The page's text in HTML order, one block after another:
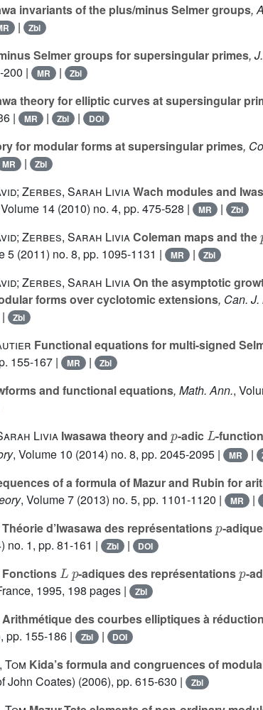
invariants of the plus/minus Selmer groups,
| Zbl
Selmer groups for supersingular primes,
200 | MR | Zbl
theory for elliptic curves at supersingular
| MR | Zbl | DOI
for modular forms at supersingular primes,
MR | Zbl
Zerbes, Sarah LiviaWach modules and
14 (2010) no. 4, pp. 475-528 | MR | Zbl
Zerbes, Sarah LiviaColeman maps and the
5 (2011) no. 8, pp. 1095-1131 | MR | Zbl
Zerbes, Sarah LiviaOn the asymptotic
forms over cyclotomic extensions, Can. J.
Zbl
Functional equations for multi-signed
155-167 | MR | Zbl
and functional equations, Math. Ann.,
Livia Iwasawa theory and -adic -
, Volume 10 (2014) no. 8, pp. 2045-2095 | MR |
of a formula of Mazur and Rubin for
, Volume 7 (2013) no. 5, pp. 1101-1120 | MR |
Théorie d’Iwasawa des représentations -
no. 1, pp. 81-161 | Zbl | DOI
Fonctions -adiques des représentations -
1995, 198 pages | Zbl
Arithmétique des courbes elliptiques à
pp. 155-186 | Zbl | DOI
Kida’s formula and congruences of
John Coates) (2006), pp. 615-630 | Zbl